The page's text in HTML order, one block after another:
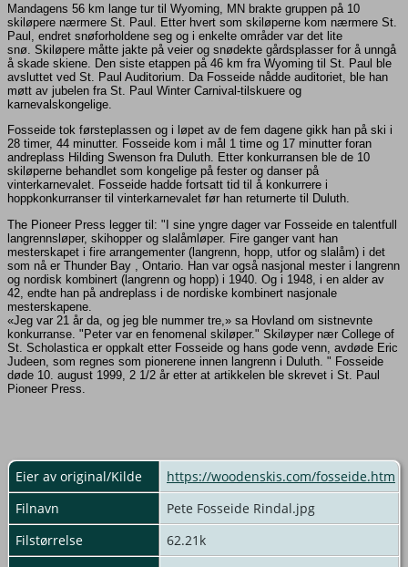
Mandagens 56 km lange tur til Wyoming, MN brakte gruppen på 10
skiløpere nærmere St. Paul. Etter hvert som skiløperne kom nærmere St.
Paul, endret snøforholdene seg og i enkelte områder var det lite
snø. Skiløpere måtte jakte på veier og snødekte gårdsplasser for å unngå
å skade skiene. Den siste etappen på 46 km fra Wyoming til St. Paul ble
avsluttet ved St. Paul Auditorium. Da Fosseide nådde auditoriet, ble han
møtt av jubelen fra St. Paul Winter Carnival-tilskuere og
karnevalskongelige.
Fosseide tok førsteplassen og i løpet av de fem dagene gikk han på ski i
28 timer, 44 minutter. Fosseide kom i mål 1 time og 17 minutter foran
andreplass Hilding Swenson fra Duluth. Etter konkurransen ble de 10
skiløperne behandlet som kongelige på fester og danser på
vinterkarnevalet. Fosseide hadde fortsatt tid til å konkurrere i
hoppkonkurranser til vinterkarnevalet før han returnerte til Duluth.
The Pioneer Press legger til: "I sine yngre dager var Fosseide en talentfull
langrennsløper, skihopper og slalåmløper. Fire ganger vant han
mesterskapet i fire arrangementer (langrenn, hopp, utfor og slalåm) i det
som nå er Thunder Bay , Ontario. Han var også nasjonal mester i langrenn
og nordisk kombinert (langrenn og hopp) i 1940. Og i 1948, i en alder av
42, endte han på andreplass i de nordiske kombinert nasjonale
mesterskapene.
«Jeg var 21 år da, og jeg ble nummer tre,» sa Hovland om sistnevnte
konkurranse. "Peter var en fenomenal skiløper." Skiløyper nær College of
St. Scholastica er oppkalt etter Fosseide og hans gode venn, avdøde Eric
Judeen, som regnes som pionerene innen langrenn i Duluth. " Fosseide
døde 10. august 1999, 2 1/2 år etter at artikkelen ble skrevet i St. Paul
Pioneer Press.
Eier av original/Kilde
https://woodenskis.com/fosseide.htm
Filnavn
Pete Fosseide Rindal.jpg
Filstørrelse
62.21k